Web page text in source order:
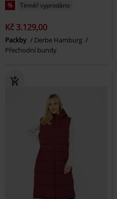
% Téměř vyprodáno
Kč 3.129,00
Packby
Derbe Hamburg
Přechodní bundy